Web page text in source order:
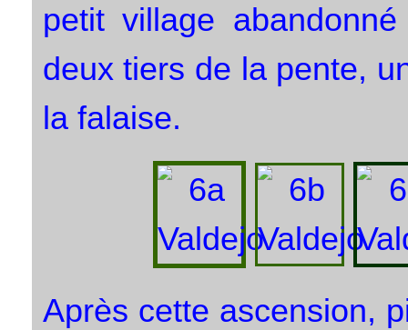
petit village
deux tiers de la pente,
la falaise.
Après cette ascension,